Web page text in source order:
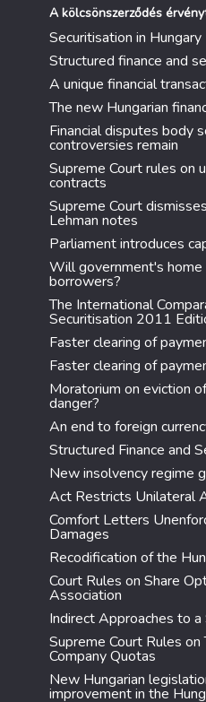
A kölcsönszerződés
Securitisation in Hungary
Structured finance and
A unique financial
The new Hungarian
Financial disputes body
controversies remain
Supreme Court rules on
contracts
Supreme Court
Lehman notes
Parliament introduces
Will government's
borrowers?
The International
Securitisation 2011
Faster clearing of
Faster clearing of
Moratorium on eviction
danger?
An end to foreign
Structured Finance and
New insolvency regime
Act Restricts Unilateral
Comfort Letters
Damages
Recodification of the
Court Rules on Share
Association
Indirect Approaches to
Supreme Court Rules
Company Quotas
New Hungarian
improvement in the